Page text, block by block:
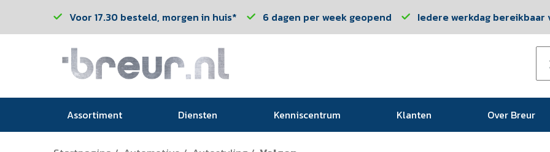
Voor 17.30 besteld, morgen in huis* 6 dagen per week geopend Iedere werkdag bereikbaar
Assortiment Diensten Kenniscentrum Klanten Over Breur